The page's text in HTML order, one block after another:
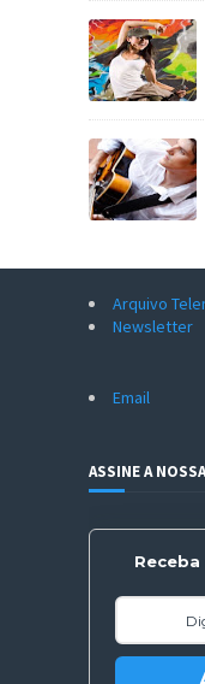
Arquivo
Newsletter
Email
ASSINE A